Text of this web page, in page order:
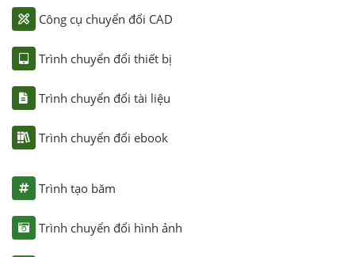
Công cụ chuyển đổi CAD
Trình chuyển đổi thiết bị
Trình chuyển đổi tài liệu
Trình chuyển đổi ebook
Trình tạo băm
Trình chuyển đổi hình ảnh